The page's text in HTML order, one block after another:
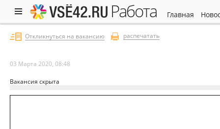
работа главная
Откликнуться на вакансию распечатать
03 Марта 2020, 08:48
Вакансия скрыта